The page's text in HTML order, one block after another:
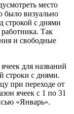
место
было визуально
строкой с днями
Так
и свободные
для названий
строки с днями.
при переходе от
ячеек с 1 по 31
«Январь».